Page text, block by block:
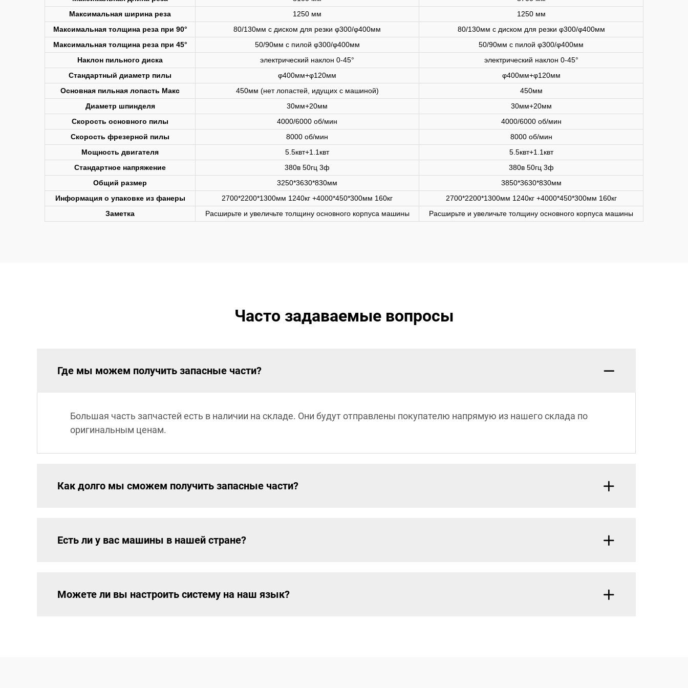
Максимальная ширина реза
1250 мм
1250 мм
Максимальная толщина реза при 90°
80/130мм с диском для резки φ300/φ400мм
80/130мм с диском для резки φ300/φ400мм
Максимальная толщина реза при 45°
50/90мм с пилой φ300/φ400мм
50/90мм с пилой φ300/φ400мм
Наклон пильного диска
электрический наклон 0-45°
электрический наклон 0-45°
Стандартный диаметр пилы
φ400мм+φ120мм
φ400мм+φ120мм
Основная пильная лопасть Макс
450мм (нет лопастей, идущих с машиной)
450мм
Диаметр шпинделя
30мм+20мм
30мм+20мм
Скорость основного пилы
4000/6000 об/мин
4000/6000 об/мин
Скорость фрезерной пилы
8000 об/мин
8000 об/мин
Мощность двигателя
5.5квт+1.1квт
5.5квт+1.1квт
Стандартное напряжение
380в 50гц 3ф
380в 50гц 3ф
Общий размер
3250*3630*830мм
3850*3630*830мм
Информация о упаковке из фанеры
2700*2200*1300мм 1240кг +4000*450*300мм 160кг
2700*2200*1300мм 1240кг +4000*450*300мм 160кг
Заметка
Расширьте и увеличьте толщину основного корпуса машины Расширьте и увеличьте толщину основного корпуса машины
Часто задаваемые вопросы
Где мы можем получить запасные части?
Большая часть запчастей есть в наличии на складе. Они будут отправлены покупателю напрямую из нашего склада по
оригинальным ценам.
Как долго мы сможем получить запасные части?
Есть ли у вас машины в нашей стране?
Можете ли вы настроить систему на наш язык?